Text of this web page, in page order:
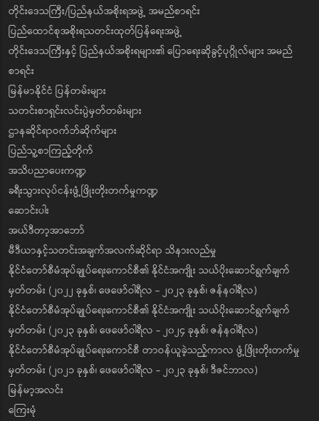
တိုင်းဒေသကြီး/ပြည်နယ်အစိုးရအဖွဲ့ အမည်စာရင်း
ပြည်ထောင်စုအစိုးရသတင်းထုတ်ပြန်ရေးအဖွဲ့
တိုင်းဒေသကြီးနှင့် ပြည်နယ်အစိုးရများ၏ ပြောရေးဆိုခွင့်ပုဂ္ဂိုလ်များ အမည်
စာရင်း
မြန်မာနိုင်ငံ ပြန်တမ်းများ
သတင်းစာရှင်းလင်းပွဲမှတ်တမ်းများ
ဌာနဆိုင်ရာဝက်ဘ်ဆိုက်များ
ပြည်သူ့စာကြည့်တိုက်
အသိပညာပေးကဏ္ဍ
ခရီးသွားလုပ်ငန်းဖွံ့ဖြိုးတိုးတက်မှုကဏ္ဍ
ဆောင်းပါး
အယ်ဒီတာ့အာဘော်
မီဒီယာနှင့်သတင်းအချက်အလက်ဆိုင်ရာ သိနားလည်မှု
နိုင်ငံတော်စီမံအုပ်ချုပ်ရေးကောင်စီ၏ နိုင်ငံအကျိုး သယ်ပိုးဆောင်ရွက်ချက်
မှတ်တမ်း (၂၀၂၂ ခုနှစ်၊ ဖေဖော်ဝါရီလ - ၂၀၂၃ ခုနှစ်၊ ဇန်နဝါရီလ)
နိုင်ငံတော်စီမံအုပ်ချုပ်ရေးကောင်စီ၏ နိုင်ငံအကျိုး သယ်ပိုးဆောင်ရွက်ချက်
မှတ်တမ်း (၂၀၂၃ ခုနှစ်၊ ဖေဖော်ဝါရီလ - ၂၀၂၄ ခုနှစ်၊ ဇန်နဝါရီလ)
နိုင်ငံတော်စီမံအုပ်ချုပ်ရေးကောင်စီ တာဝန်ယူခဲ့သည့်ကာလ ဖွံ့ဖြိုးတိုးတက်မှု
မှတ်တမ်း (၂၀၂၁ ခုနှစ်၊ ဖေဖော်ဝါရီလ - ၂၀၂၃ ခုနှစ်၊ ဒီဇင်ဘာလ)
မြန်မာ့အလင်း
ကြေးမုံ